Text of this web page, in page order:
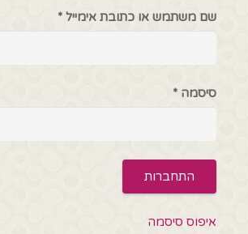
שם משתמש או כתובת אימייל *
סיסמה *
התחברות
איפוס סיסמה